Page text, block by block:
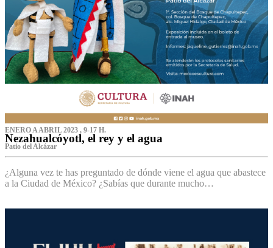
ENERO A ABRIL 2023 , 9-17 H.
Nezahualcóyotl, el rey y el agua
Patio del Alcázar
¿Alguna vez te has preguntado de dónde viene el agua que abastece
a la Ciudad de México? ¿Sabías que durante mucho…